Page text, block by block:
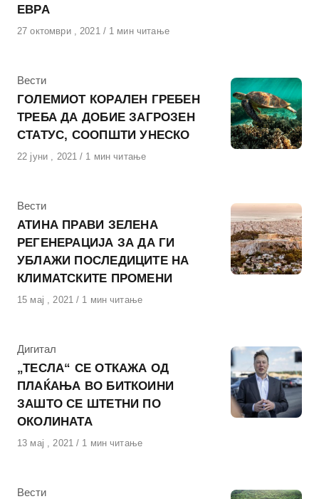
ЕВРА
Објавено
27 октомври , 2021 1 мин читање
КАтегорија
Вести
ГОЛЕМИОТ КОРАЛЕН ГРЕБЕН
ТРЕБА ДА ДОБИЕ ЗАГРОЗЕН
СТАТУС, СООПШТИ УНЕСКО
Објавено
22 јуни , 2021 1 мин читање
КАтегорија
Вести
АТИНА ПРАВИ ЗЕЛЕНА
РЕГЕНЕРАЦИЈА ЗА ДА ГИ
УБЛАЖИ ПОСЛЕДИЦИТЕ НА
КЛИМАТСКИТЕ ПРОМЕНИ
Објавено
15 мај , 2021 1 мин читање
КАтегорија
Дигитал
„ТЕСЛА“ СЕ ОТКАЖА ОД
ПЛАЌАЊА ВО БИТКОИНИ
ЗАШТО СЕ ШТЕТНИ ПО
ОКОЛИНАТА
Објавено
13 мај , 2021 1 мин читање
КАтегорија
Вести